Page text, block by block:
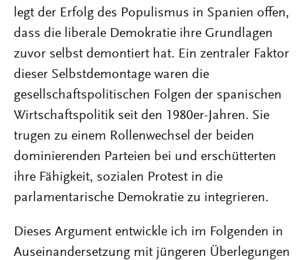
legt der Erfolg des Populismus in Spanien offen,
dass die liberale Demokratie ihre Grundlagen
zuvor selbst demontiert hat. Ein zentraler Faktor
dieser Selbstdemontage waren die
gesellschaftspolitischen Folgen der spanischen
Wirtschaftspolitik seit den 1980er-Jahren. Sie
trugen zu einem Rollenwechsel der beiden
dominierenden Parteien bei und erschütterten
ihre Fähigkeit, sozialen Protest in die
parlamentarische Demokratie zu integrieren.
Dieses Argument entwickle ich im Folgenden in
Auseinandersetzung mit jüngeren Überlegungen